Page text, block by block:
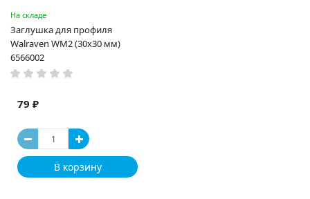
На складе
Заглушка для профиля
Walraven WM2 (30x30 мм)
6566002
79 ₽
В корзину